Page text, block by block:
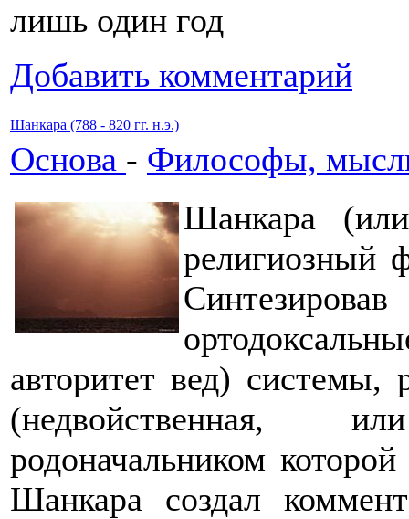
лишь один год
Добавить комментарий
Шанкара (788 - 820 гг. н.э.)
Основа - Философы,
Шанкара
религиозный
авторитет вед) системы,
(недвойственная,
родоначальником
Шанкара создал